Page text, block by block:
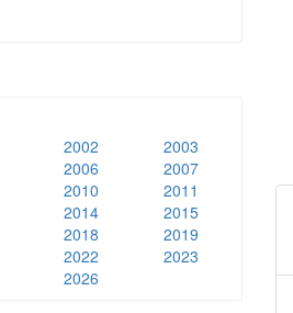
2002
2003
2006
2007
2010
2011
2014
2015
2018
2019
2022
2023
2026